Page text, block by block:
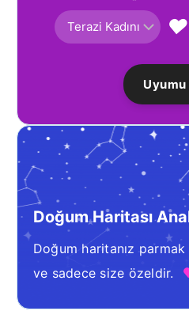
♥
Uyumu
Doğum Haritası
Doğum haritanız
ve sadece size özeldir.